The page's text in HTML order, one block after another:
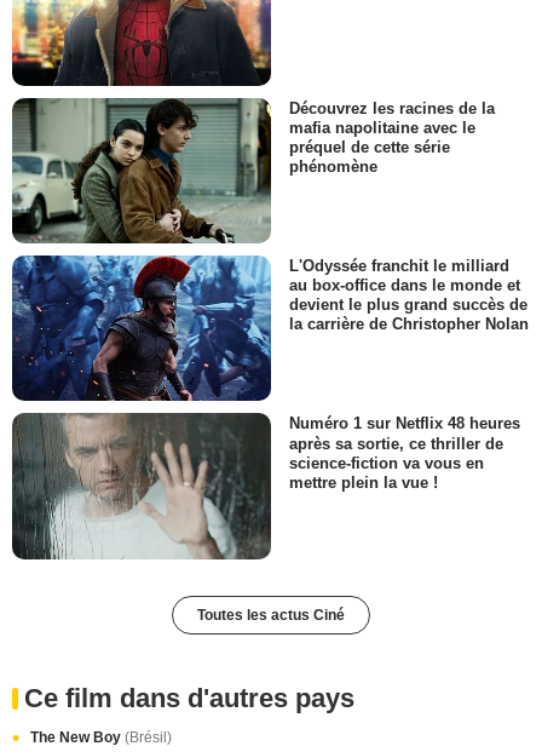
Découvrez les racines de la
mafia napolitaine avec le
préquel de cette série
phénomène
L'Odyssée franchit le milliard
au box-office dans le monde et
devient le plus grand succès de
la carrière de Christopher Nolan
Numéro 1 sur Netflix 48 heures
après sa sortie, ce thriller de
science-fiction va vous en
mettre plein la vue !
Toutes les actus Ciné
Ce film dans d'autres pays
The New Boy (Brésil)